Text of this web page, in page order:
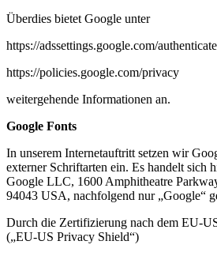
Überdies bietet Google unter
https://adssettings.google.com/
https://policies.google.com/privacy
weitergehende Informationen an.
Google Fonts
In unserem Internetauftritt setzen wir
externer Schriftarten ein. Es handelt sich
Google LLC, 1600 Amphitheatre
94043 USA, nachfolgend nur „Google“
Durch die Zertifizierung nach dem EU-
(„EU-US Privacy Shield“)